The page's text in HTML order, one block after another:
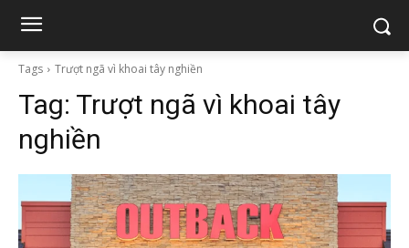
Tags Trượt ngã vì khoai tây nghiền
Tag: Trượt ngã vì khoai tây
nghiền